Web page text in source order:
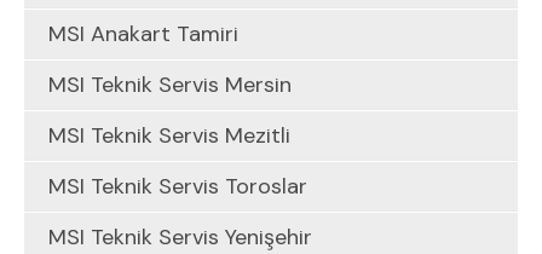
MSI Anakart Tamiri
MSI Teknik Servis Mersin
MSI Teknik Servis Mezitli
MSI Teknik Servis Toroslar
MSI Teknik Servis Yenişehir